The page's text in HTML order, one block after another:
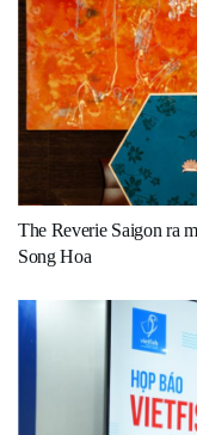
The Reverie Saigon ra
Song Hoa